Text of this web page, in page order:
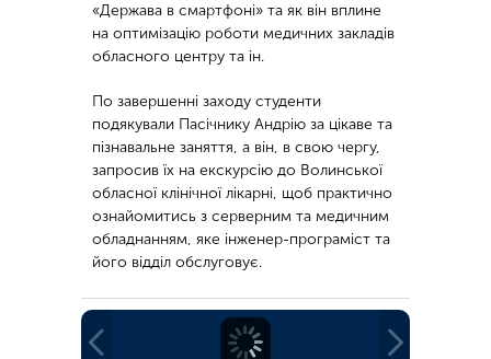
«Держава в смартфоні» та як він вплине
на оптимізацію роботи медичних закладів
обласного центру та ін.
По завершенні заходу студенти
подякували Пасічнику Андрію за цікаве та
пізнавальне заняття, а він, в свою чергу,
запросив їх на екскурсію до Волинської
обласної клінічної лікарні, щоб практично
ознайомитись з серверним та медичним
обладнанням, яке інженер-програміст та
його відділ обслуговує.